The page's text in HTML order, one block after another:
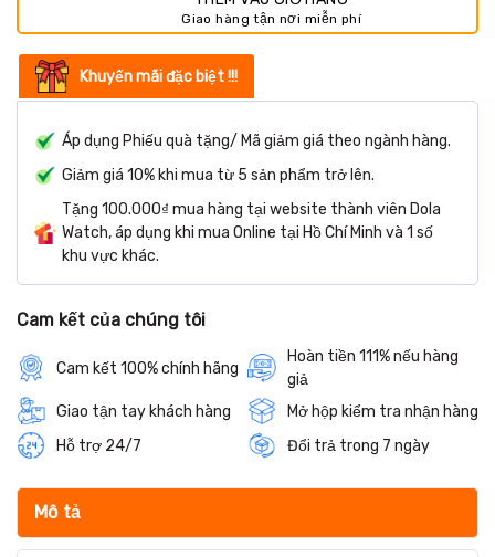
Khuyến mãi đặc biệt !!!
Áp dụng Phiếu quà tặng/ Mã giảm giá theo ngành hàng.
Giảm giá 10% khi mua từ 5 sản phẩm trở lên.
Tặng 100.000₫ mua hàng tại website thành viên Dola
Watch, áp dụng khi mua Online tại Hồ Chí Minh và 1 số
khu vực khác.
Cam kết của chúng tôi
Cam kết 100% chính hãng
Hoàn tiền 111% nếu hàng
giả
Giao tận tay khách hàng
Mở hộp kiểm tra nhận hàng
Hỗ trợ 24/7
Đổi trả trong 7 ngày
Mô tả